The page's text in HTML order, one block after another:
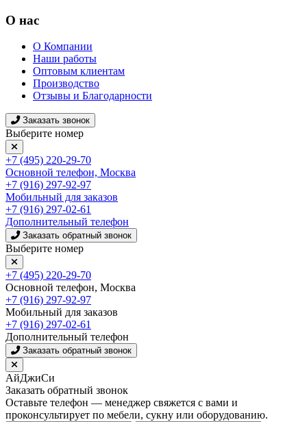
О нас
О Компании
Наши работы
Оптовым клиентам
Производство
Отзывы и Благодарности
Заказать звонок
Выберите номер
+7 (495) 220-29-70
Основной телефон, Москва
+7 (916) 297-92-97
Мобильный для заказов
+7 (916) 297-02-61
Дополнительный телефон
Заказать обратный звонок
Выберите номер
+7 (495) 220-29-70
Основной телефон, Москва
+7 (916) 297-92-97
Мобильный для заказов
+7 (916) 297-02-61
Дополнительный телефон
Заказать обратный звонок
АйДжиСи
Заказать обратный звонок
Оставьте телефон — менеджер свяжется с вами и
проконсультирует по мебели, сукну или оборудованию.